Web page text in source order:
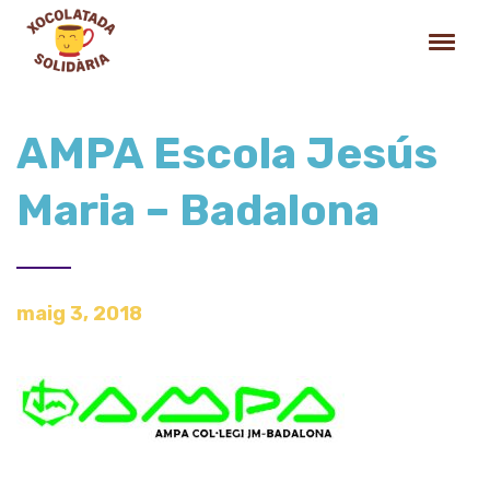
AMPA Escola Jesús
Maria – Badalona
maig 3, 2018